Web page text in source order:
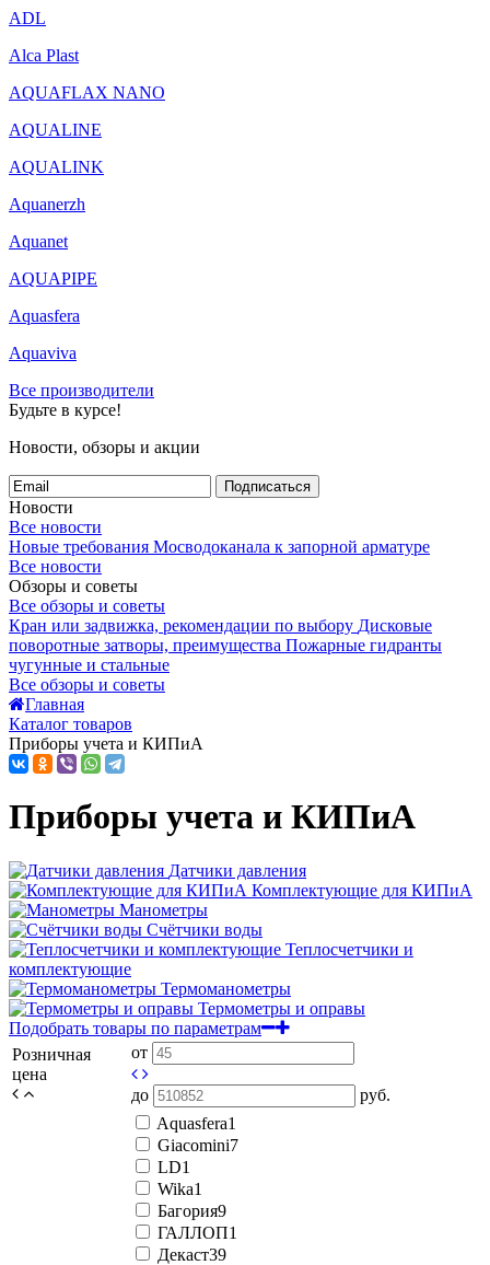
ADL
Alca Plast
AQUAFLAX NANO
AQUALINE
AQUALINK
Aquanerzh
Aquanet
AQUAPIPE
Aquasfera
Aquaviva
Все производители
Будьте в курсе!
Новости, обзоры и акции
Подписаться
Новости
Все новости
Новые требования Мосводоканала к запорной арматуре
Все новости
Обзоры и советы
Все обзоры и советы
Кран или задвижка, рекомендации по выбору Дисковые
поворотные затворы, преимущества Пожарные гидранты
чугунные и стальные
Все обзоры и советы
Главная
Каталог товаров
Приборы учета и КИПиА
Приборы учета и КИПиА
Датчики давления
Комплектующие для КИПиА
Манометры
Счётчики воды
Теплосчетчики и
комплектующие
Термоманометры
Термометры и оправы
Подобрать товары по параметрам
Розничная
цена
от
до руб.
Aquasfera1
Giacomini7
LD1
Wika1
Багория9
ГАЛЛОП1
Декаст39